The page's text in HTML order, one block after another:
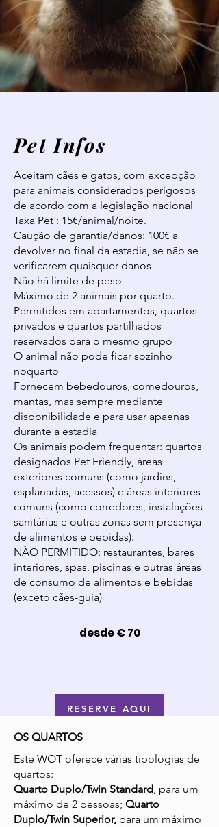
Pet Infos
Aceitam cães e gatos, com excepção
para animais considerados perigosos
de acordo com a legislação nacional
Taxa Pet : 15€/animal/noite.
Caução de garantia/danos: 100€ a
devolver no final da estadia, se não se
verificarem quaisquer danos
Não há limite de peso
Máximo de 2 animais por quarto.
Permitidos em apartamentos, quartos
privados e quartos partilhados
reservados para o mesmo grupo
O animal não pode ficar sozinho
noquarto
Fornecem bebedouros, comedouros,
mantas, mas sempre mediante
disponibilidade e para usar apaenas
durante a estadia
Os animais podem frequentar: quartos
designados Pet Friendly, áreas
exteriores comuns (como jardins,
esplanadas, acessos) e áreas interiores
comuns (como corredores, instalações
sanitárias e outras zonas sem presença
de alimentos e bebidas).
NÃO PERMITIDO: restaurantes, bares
interiores, spas, piscinas e outras áreas
de consumo de alimentos e bebidas
(exceto cães-guia)
desde € 70
RESERVE AQUI
OS QUARTOS
Este WOT oferece várias tipologias de
quartos:
Quarto Duplo/Twin Standard, para um
máximo de 2 pessoas; Quarto
Duplo/Twin Superior, para um máximo